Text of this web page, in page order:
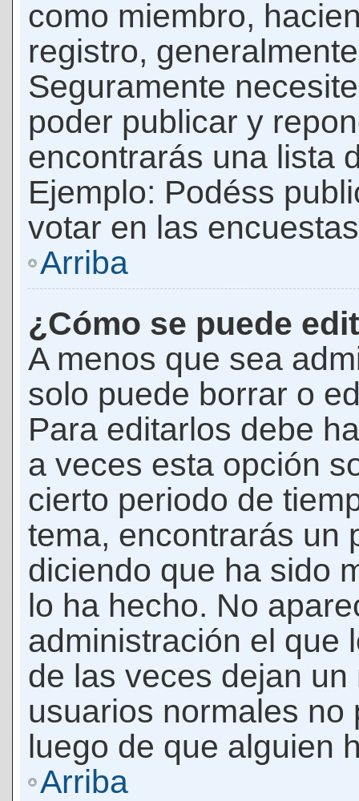
como miembro,
registro,
Seguramente
poder publicar y
encontrarás una lista
Ejemplo: Podéss
votar en las
Arriba
¿Cómo se puede
A menos que sea
solo puede borrar o
Para editarlos debe
a veces esta opción
cierto periodo de
tema, encontrarás un
diciendo que ha sido
lo ha hecho. No
administración el que
de las veces dejan
usuarios normales
luego de que alguien
Arriba